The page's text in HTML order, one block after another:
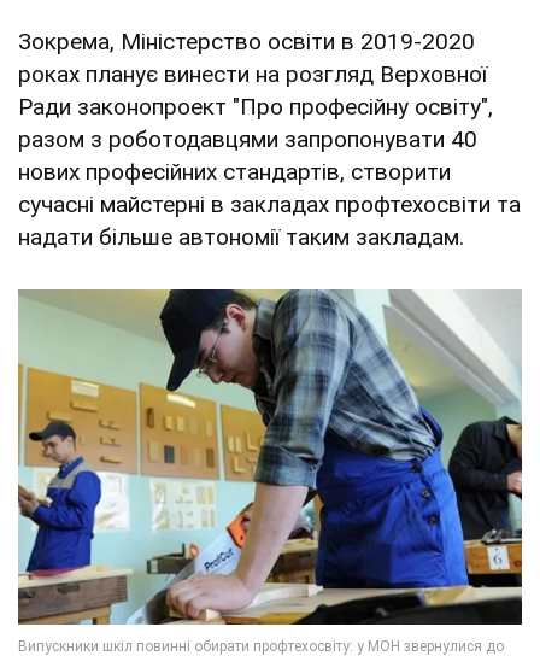
Зокрема, Міністерство освіти в 2019-2020
роках планує винести на розгляд Верховної
Ради законопроект "Про професійну освіту",
разом з роботодавцями запропонувати 40
нових професійних стандартів, створити
сучасні майстерні в закладах профтехосвіти та
надати більше автономії таким закладам.